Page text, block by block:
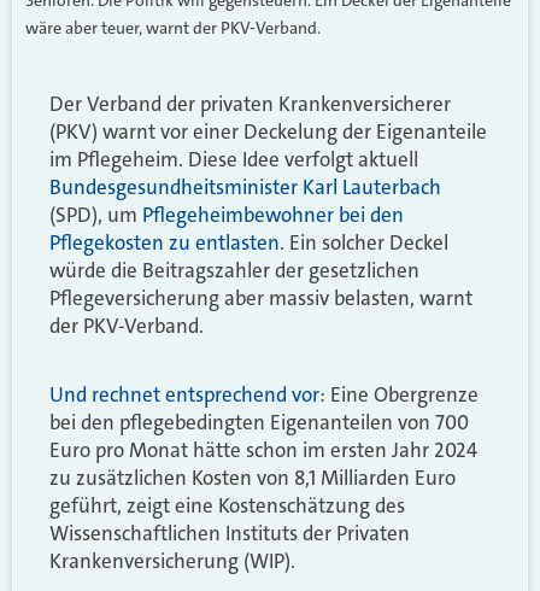
wäre aber teuer, warnt der PKV-Verband.
Der Verband der privaten Krankenversicherer
(PKV) warnt vor einer Deckelung der Eigenanteile
im Pflegeheim. Diese Idee verfolgt aktuell
Bundesgesundheitsminister Karl Lauterbach
(SPD), um Pflegeheimbewohner bei den
Pflegekosten zu entlasten. Ein solcher Deckel
würde die Beitragszahler der gesetzlichen
Pflegeversicherung aber massiv belasten, warnt
der PKV-Verband.
Und rechnet entsprechend vor: Eine Obergrenze
bei den pflegebedingten Eigenanteilen von 700
Euro pro Monat hätte schon im ersten Jahr 2024
zu zusätzlichen Kosten von 8,1 Milliarden Euro
geführt, zeigt eine Kostenschätzung des
Wissenschaftlichen Instituts der Privaten
Krankenversicherung (WIP).